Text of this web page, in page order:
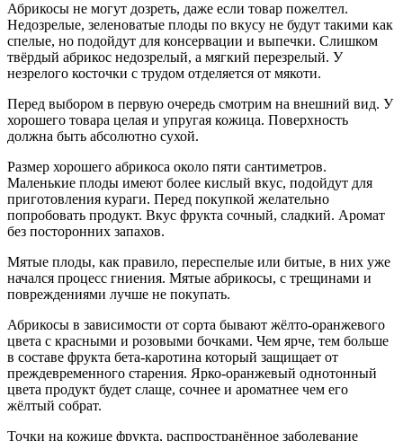
Абрикосы не могут дозреть, даже если товар пожелтел.
Недозрелые, зеленоватые плоды по вкусу не будут такими как
спелые, но подойдут для консервации и выпечки. Слишком
твёрдый абрикос недозрелый, а мягкий перезрелый. У
незрелого косточки с трудом отделяется от мякоти.
Перед выбором в первую очередь смотрим на внешний вид. У
хорошего товара целая и упругая кожица. Поверхность
должна быть абсолютно сухой.
Размер хорошего абрикоса около пяти сантиметров.
Маленькие плоды имеют более кислый вкус, подойдут для
приготовления кураги. Перед покупкой желательно
попробовать продукт. Вкус фрукта сочный, сладкий. Аромат
без посторонних запахов.
Мятые плоды, как правило, переспелые или битые, в них уже
начался процесс гниения. Мятые абрикосы, с трещинами и
повреждениями лучше не покупать.
Абрикосы в зависимости от сорта бывают жёлто-оранжевого
цвета с красными и розовыми бочками. Чем ярче, тем больше
в составе фрукта бета-каротина который защищает от
преждевременного старения. Ярко-оранжевый однотонный
цвета продукт будет слаще, сочнее и ароматнее чем его
жёлтый собрат.
Точки на кожице фрукта, распространённое заболевание